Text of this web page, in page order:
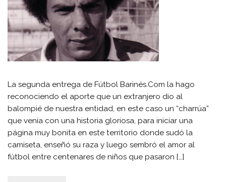
La segunda entrega de Fútbol Barinés.Com la hago
reconociendo el aporte que un extranjero dio al
balompié de nuestra entidad, en este caso un “charrúa”
que venía con una historia gloriosa, para iniciar una
página muy bonita en este territorio donde sudó la
camiseta, enseñó su raza y luego sembró el amor al
fútbol entre centenares de niños que pasaron […]